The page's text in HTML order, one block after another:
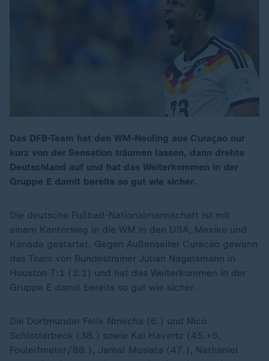
Das DFB-Team hat den WM-Neuling aus Curaçao nur
kurz von der Sensation träumen lassen, dann drehte
Deutschland auf und hat das Weiterkommen in der
Gruppe E damit bereits so gut wie sicher.
Die deutsche Fußball-Nationalmannschaft ist mit
einem Kantersieg in die WM in den USA, Mexiko und
Kanada gestartet. Gegen Außenseiter Curacao gewann
das Team von Bundestrainer Julian Nagelsmann in
Houston 7:1 (3:1) und hat das Weiterkommen in der
Gruppe E damit bereits so gut wie sicher.
Die Dortmunder Felix Nmecha (6.) und Nico
Schlotterbeck (38.) sowie Kai Havertz (45.+5,
Foulelfmeter/88.), Jamal Musiala (47.), Nathaniel